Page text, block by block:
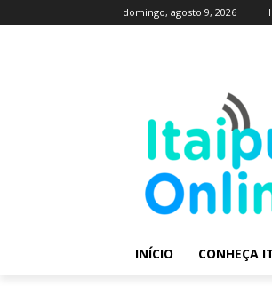
domingo, agosto 9, 2026
INÍCIO CONHEÇA